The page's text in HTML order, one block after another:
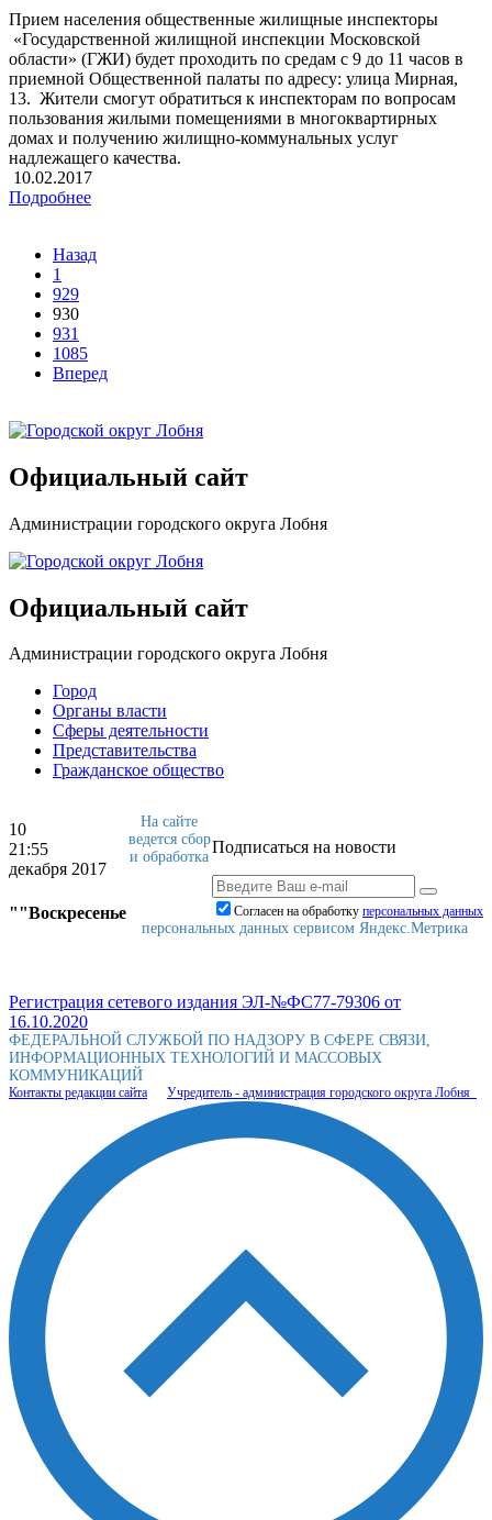
Прием населения общественные жилищные инспекторы
«Государственной жилищной инспекции Московской
области» (ГЖИ) будет проходить по средам с 9 до 11 часов в
приемной Общественной палаты по адресу: улица Мирная,
13. Жители смогут обратиться к инспекторам по вопросам
пользования жилыми помещениями в многоквартирных
домах и получению жилищно-коммунальных услуг
надлежащего качества.
10.02.2017
Подробнее
Назад
1
929
930
931
1085
Вперед
Официальный сайт
Администрации городского округа Лобня
Официальный сайт
Администрации городского округа Лобня
Город
Органы власти
Сферы деятельности
Представительства
Гражданское общество
10
21:55
декабря 2017
""Воскресенье
Подписаться на новости
Согласен на обработку персональныx данных
На сайте
ведется сбор
и обработка
персональных данных сервисом Яндекс.Метрика
Регистрация сетевого издания ЭЛ-№ФС77-79306 от
16.10.2020
ФЕДЕРАЛЬНОЙ СЛУЖБОЙ ПО НАДЗОРУ В СФЕРЕ СВЯЗИ,
ИНФОРМАЦИОННЫХ ТЕХНОЛОГИЙ И МАССОВЫХ
КОММУНИКАЦИЙ
Контакты редакции сайта Учредитель - администрация городского округа Лобня